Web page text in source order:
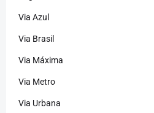
Via Azul
Via Brasil
Via Máxima
Via Metro
Via Urbana